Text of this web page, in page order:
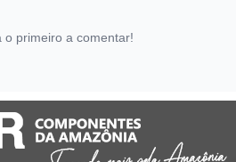
o primeiro a comentar!